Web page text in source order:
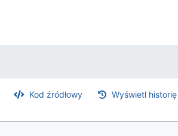
Kod źródłowy Wyświetl historię